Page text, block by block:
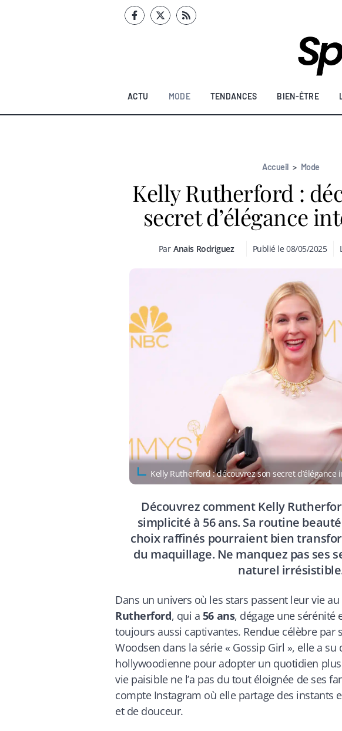
ACTU MODE TENDANCES BIEN-ÊTRE
Accueil > Mode
Kelly Rutherford :
secret d’élégance
Par Anais Rodriguez Publié le08/05/2025
Kelly Rutherford : découvrez son secret
Découvrez comment Kelly
simplicité à 56 ans. Sa routine
choix raffinés pourraient bien
du maquillage. Ne manquez pas ses
naturel
Dans un univers où les stars passent leur vie
Rutherford, qui a 56 ans, dégage une sérénité
toujours aussi captivantes. Rendue célèbre par
Woodsen dans la série « Gossip Girl », elle a
hollywoodienne pour adopter un quotidien
vie paisible ne l’a pas du tout éloignée de ses
compte Instagram où elle partage des instants
et de douceur.